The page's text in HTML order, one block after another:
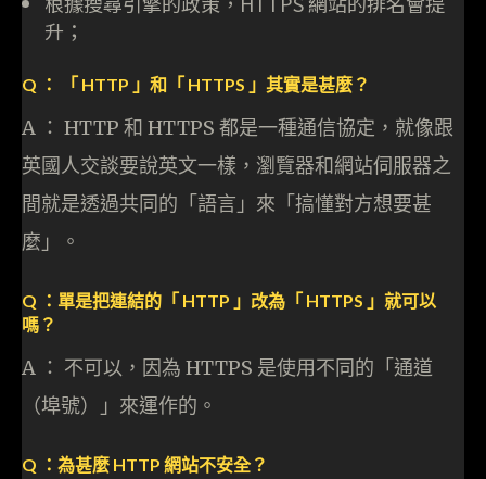
升；
Q ： 「 HTTP 」和「 HTTPS 」其實是甚麼？
A ： HTTP 和 HTTPS 都是一種通信協定，就像跟
英國人交談要說英文一樣，瀏覽器和網站伺服器之
間就是透過共同的「語言」來「搞懂對方想要甚
麼」。
Q ：單是把連結的「 HTTP 」改為「 HTTPS 」就可以
嗎？
A ： 不可以，因為 HTTPS 是使用不同的「通道
（埠號）」來運作的。
Q ：為甚麼 HTTP 網站不安全？